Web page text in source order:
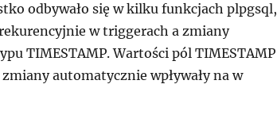
odbywało się w kilku funkcjach plpgsql,
w triggerach a zmiany
TIMESTAMP. Wartości pól TIMESTAMP
automatycznie wpływały na w